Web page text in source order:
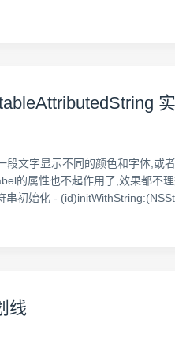
段文字显示不同的颜色和字体,或
的属性也不起作用了,效果都不
串初始化 -
线